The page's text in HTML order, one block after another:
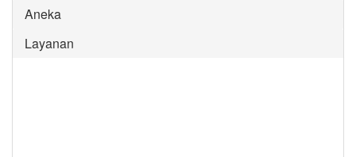
Aneka
Layanan